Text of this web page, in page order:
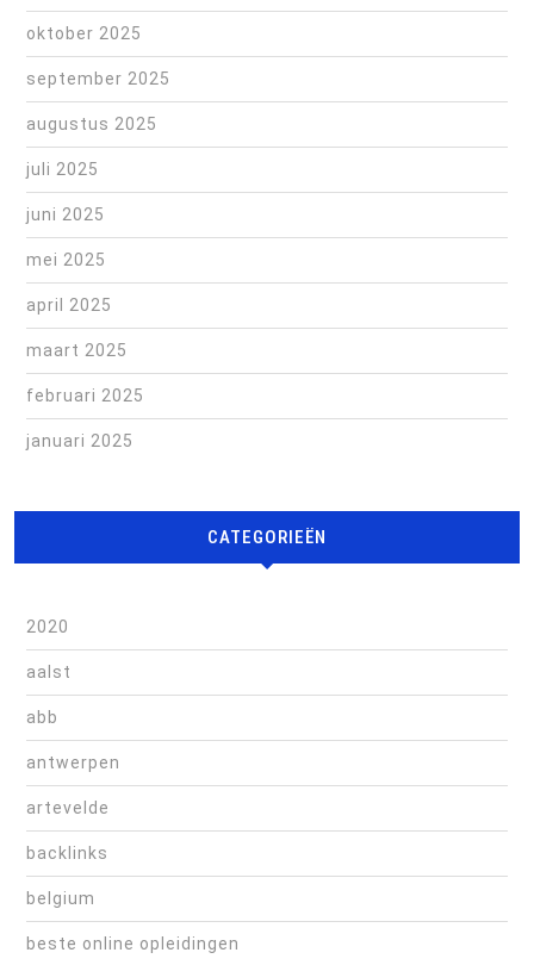
oktober 2025
september 2025
augustus 2025
juli 2025
juni 2025
mei 2025
april 2025
maart 2025
februari 2025
januari 2025
CATEGORIEËN
2020
aalst
abb
antwerpen
artevelde
backlinks
belgium
beste online opleidingen